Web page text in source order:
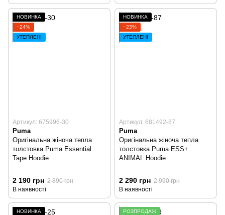
НОВИНКА
−24%
УТЕПЛЕНІ
Артикул: 675996-30
Puma
Оригінальна жіноча тепла
толстовка Puma Essential
Tape Hoodie
2 190 грн 2 890 грн
В наявності
НОВИНКА
−23%
УТЕПЛЕНІ
Артикул: 681492-87
Puma
Оригінальна жіноча тепла
толстовка Puma ESS+
ANIMAL Hoodie
2 290 грн 2 990 грн
В наявності
НОВИНКА
РОЗПРОДАЖ